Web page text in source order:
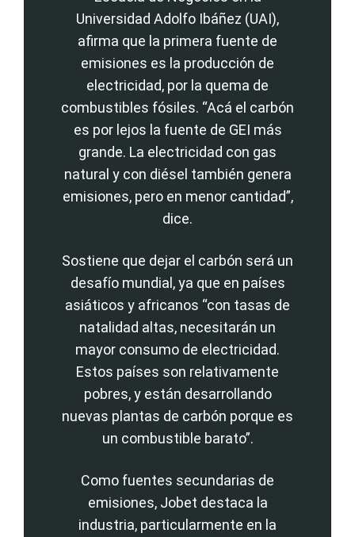
Universidad Adolfo Ibáñez (UAI),
afirma que la primera fuente de
emisiones es la producción de
electricidad, por la quema de
combustibles fósiles. “Acá el carbón
es por lejos la fuente de GEI más
grande. La electricidad con gas
natural y con diésel también genera
emisiones, pero en menor cantidad”,
dice.
Sostiene que dejar el carbón será un
desafío mundial, ya que en países
asiáticos y africanos “con tasas de
natalidad altas, necesitarán un
mayor consumo de electricidad.
Estos países son relativamente
pobres, y están desarrollando
nuevas plantas de carbón porque es
un combustible barato”.
Como fuentes secundarias de
emisiones, Jobet destaca la
industria, particularmente en la